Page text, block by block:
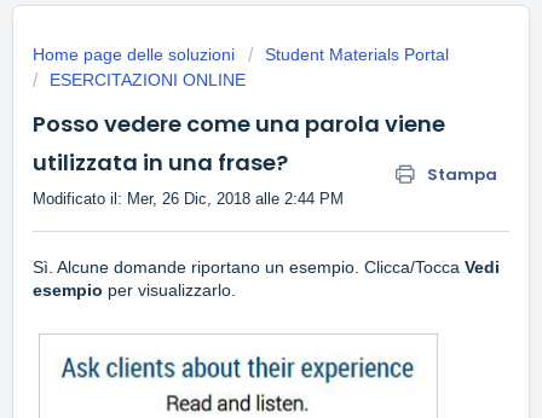
Home page delle soluzioni
Student Materials Portal
ESERCITAZIONI ONLINE
Posso vedere come una parola viene
utilizzata in una frase?
Stampa
Modificato il: Mer, 26 Dic, 2018 alle 2:44 PM
Sì. Alcune domande riportano un esempio. Clicca/Tocca Vedi
esempio per visualizzarlo.